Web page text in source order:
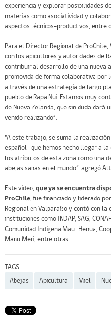
experiencia y explorar posibilidades
materias como asociatividad y
aspectos técnicos-productivos, entre
Para el Director Regional de
con los apicultores y autoridades de
contribuir al desarrollo de una nueva
promovida de forma colaborativa por
a través de una estrategia de largo
pueblo de Rapa Nui. Estamos muy
de Nueva Zelanda, que sin duda dará
venido realizando”.
“A este trabajo, se suma la
español- que hemos hecho llegar a la
los atributos de esta zona como una
abejas sanas en el mundo”, agregó
Este video, que ya se encuentra
ProChile, fue financiado y liderado
Regional en Valparaíso y contó con la
instituciones como INDAP, SAG,
Comunidad Indígena Mau´Henua,
Manu Meri, entre otras.
TAGS:
Abejas
Apicultura Miel